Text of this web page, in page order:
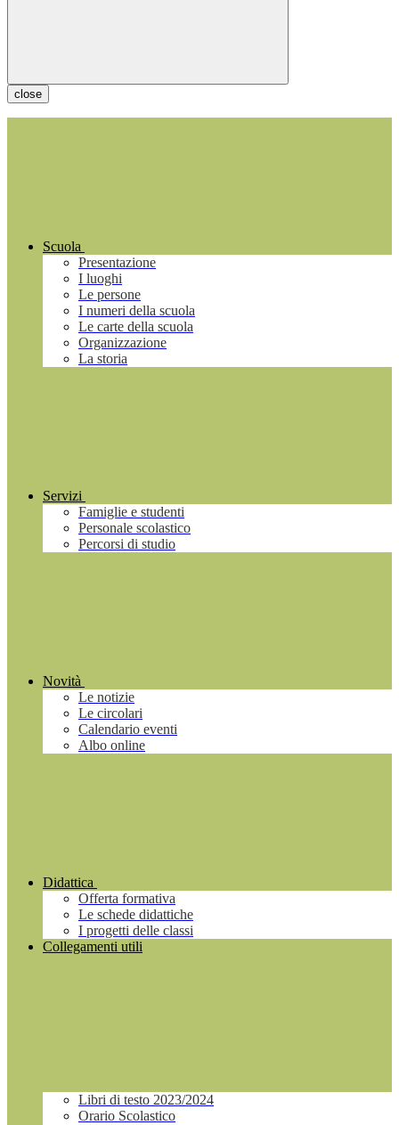
close
Scuola
Presentazione
I luoghi
Le persone
I numeri della scuola
Le carte della scuola
Organizzazione
La storia
Servizi
Famiglie e studenti
Personale scolastico
Percorsi di studio
Novità
Le notizie
Le circolari
Calendario eventi
Albo online
Didattica
Offerta formativa
Le schede didattiche
I progetti delle classi
Collegamenti utili
Libri di testo 2023/2024
Orario Scolastico